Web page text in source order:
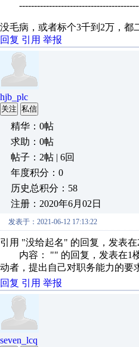
没毛病，或者标个3千到2万，都
回复 引用 举报
hjb_plc
关注 私信
精华：0帖
求助：0帖
帖子：2帖 | 6回
年度积分：0
历史总积分：58
注册：2020年6月02日
发表于：2021-06-12 17:13:22
引用 "没给起名" 的回复，发表在
内容： "" 的回复，发表在1
动者，提出自己对职务能力的要
回复 引用 举报
seven_lcq